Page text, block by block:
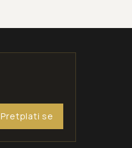
Pretplati se